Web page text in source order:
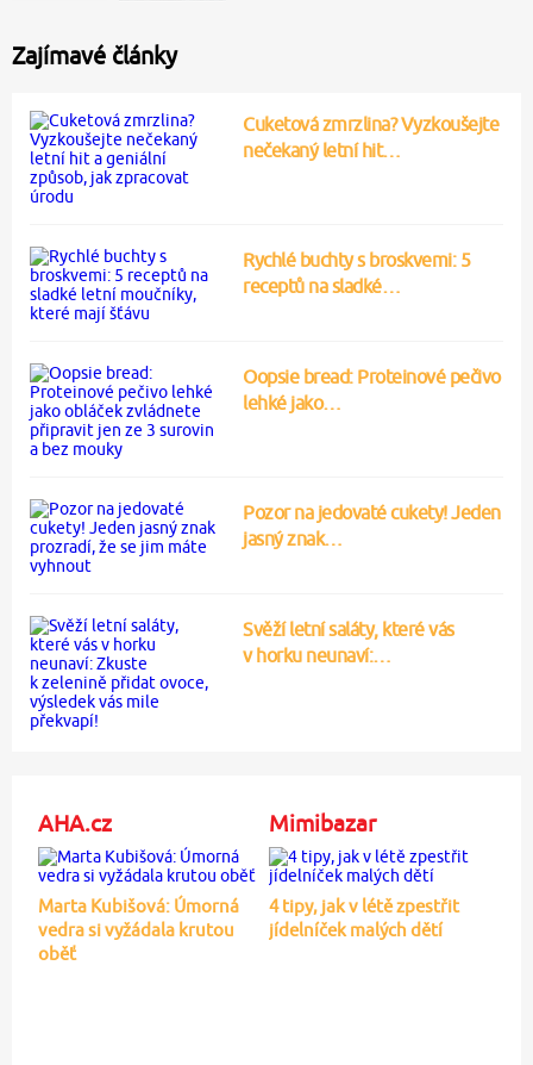
Zajímavé články
Cuketová zmrzlina? Vyzkoušejte
nečekaný letní hit…
Rychlé buchty s broskvemi: 5
receptů na sladké…
Oopsie bread: Proteinové pečivo
lehké jako…
Pozor na jedovaté cukety! Jeden
jasný znak…
Svěží letní saláty, které vás
v horku neunaví:…
AHA.cz
Marta Kubišová: Úmorná
vedra si vyžádala krutou
oběť
Mimibazar
4 tipy, jak v létě zpestřit
jídelníček malých dětí